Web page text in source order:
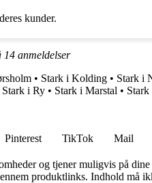
kunder.
14 anmeldelser
• Stark i Kolding • Stark i
Stark i Ry • Stark i Marstal •
Pinterest TikTok Mail
og tjener muligvis på
produktlinks. Indhold må